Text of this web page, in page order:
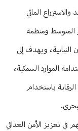
المائي
المتوسط ومنظمة
النيابية، ويهدف إلى
الموارد السمكية،
باستخدام
تعزيز الأمن الغذائي